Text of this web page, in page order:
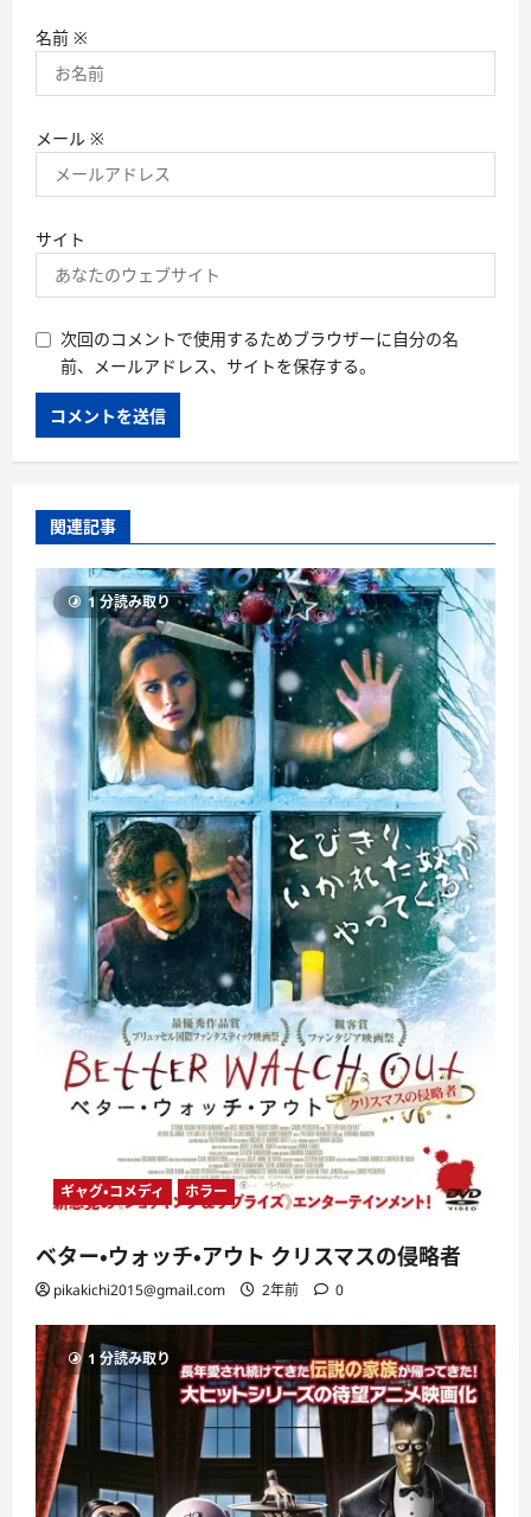
名前 ※
メール ※
サイト
次回のコメントで使用するためブラウザーに自分の名
前、メールアドレス、サイトを保存する。
関連記事
1 分読み取り
ギャグ・コメディ ホラー
ベター・ウォッチ・アウト クリスマスの侵略者
pikakichi2015@gmail.com 2年前 0
1 分読み取り